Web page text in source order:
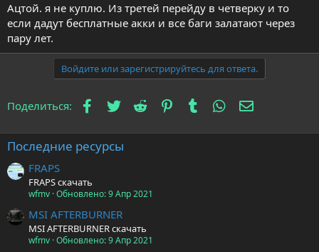
Ацтой. я не куплю. Из третей перейду в четверку и то
если дадут бесплатные акки и все баги залатают через
пару лет.
Войдите или зарегистрируйтесь для ответа.
Поделиться: Facebook
Twitter Reddit PinterestTumblr WhatsApp
Последние ресурсы
FRAPS
FRAPS скачать
wfmv Обновлено:9 Апр 2021
MSI AFTERBURNER
MSI AFTERBURNER скачать
wfmv Обновлено:9 Апр 2021